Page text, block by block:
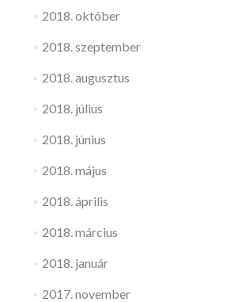
2018. október
2018. szeptember
2018. augusztus
2018. július
2018. június
2018. május
2018. április
2018. március
2018. január
2017. november